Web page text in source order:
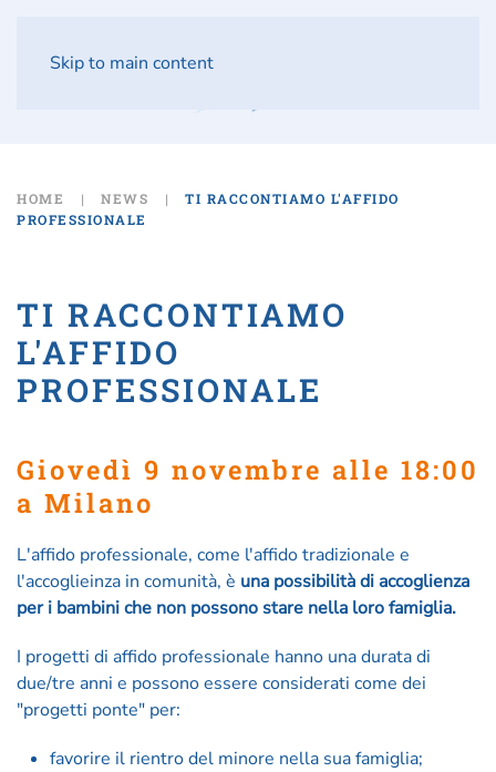
Skip to main content
HOME NEWS
TI RACCONTIAMO L'AFFIDO
PROFESSIONALE
TI RACCONTIAMO
L'AFFIDO
PROFESSIONALE
Giovedì 9 novembre alle 18:00
a Milano
L'affido professionale, come l'affido tradizionale e
l'accoglieinza in comunità, è una possibilità di accoglienza
per i bambini che non possono stare nella loro famiglia.
I progetti di affido professionale hanno una durata di
due/tre anni e possono essere considerati come dei
"progetti ponte" per:
favorire il rientro del minore nella sua famiglia;